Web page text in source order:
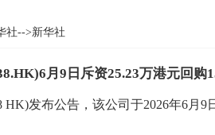
-->新华社
月9日斥资25.23万港元回购
HK)发布公告，该公司于2026年6月9